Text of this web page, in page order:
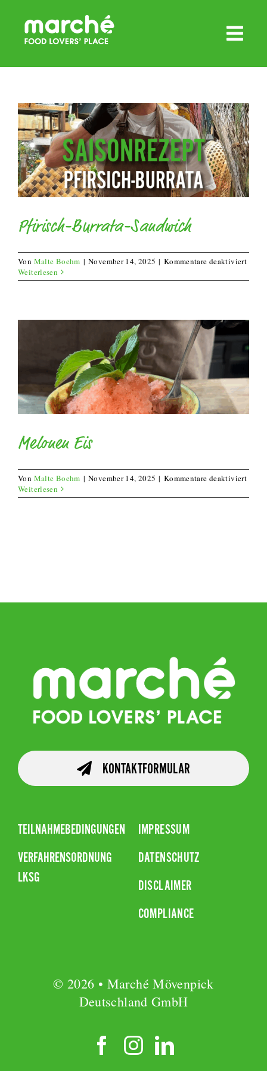
Inhalt
Pfirisch-Burrata-Sandwich
Von Malte Boehm | November 14, 2025 | Kommentare deaktiviertfür
Weiterlesen
Melonen Eis
Von Malte Boehm | November 14, 2025 | Kommentare deaktiviertfür
Eis
Weiterlesen
KONTAKTFORMULAR
TEILNAHMEBEDINGUNGEN
VERFAHRENSORDNUNG
LKSG
IMPRESSUM
DATENSCHUTZ
DISCLAIMER
COMPLIANCE
© 2026 • Marché Mövenpick
Deutschland GmbH